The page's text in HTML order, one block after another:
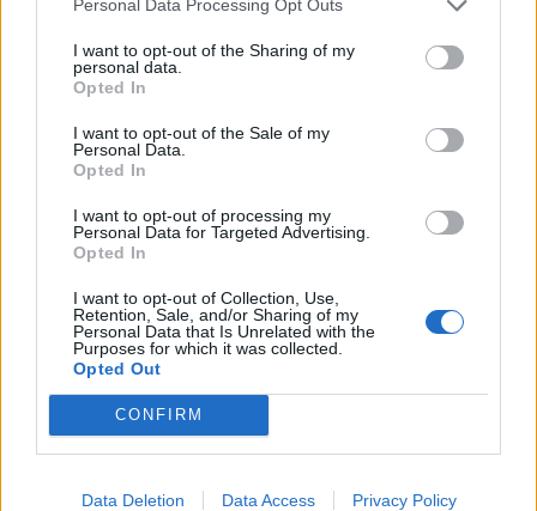
Personal Data Processing Opt Outs
I want to opt-out of the Sharing of my
personal data.
Opted In
I want to opt-out of the Sale of my
Personal Data.
Opted In
I want to opt-out of processing my
Personal Data for Targeted Advertising.
Opted In
I want to opt-out of Collection, Use,
Retention, Sale, and/or Sharing of my
Personal Data that Is Unrelated with the
Purposes for which it was collected.
Opted Out
CONFIRM
Data Deletion Data Access Privacy Policy
Αχαΐα: Σε δύο μέτωπα η μεγάλη φωτιά στη
Φλόκα – Εκκενώθηκε το χωριό
31/07/2026 08:31